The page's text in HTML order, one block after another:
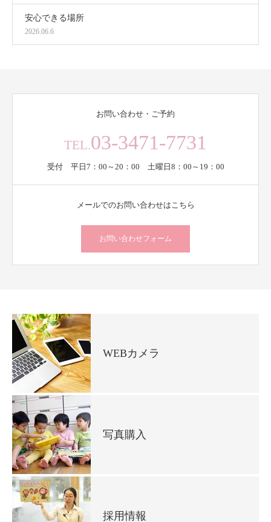
安心できる場所
2026.06.6
お問い合わせ・ご予約
TEL.03-3471-7731
受付 平日7：00～20：00 土曜日8：00～19：00
メールでのお問い合わせはこちら
お問い合わせフォーム
WEBカメラ
写真購入
採用情報